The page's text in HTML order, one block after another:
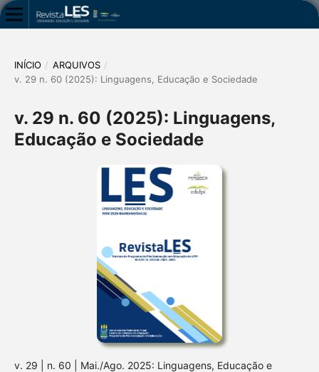
INÍCIO / ARQUIVOS /
v. 29 n. 60 (2025): Linguagens, Educação e Sociedade
v. 29 n. 60 (2025): Linguagens,
Educação e Sociedade
v. 29 | n. 60 | Mai./Ago. 2025: Linguagens, Educação e